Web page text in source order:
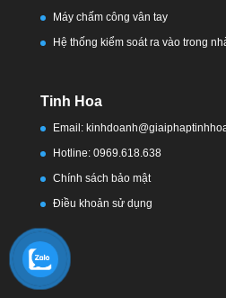
Máy chấm công vân tay
Hệ thống kiểm soát ra vào trong
Tinh Hoa
Email:
Hotline: 0969.618.638
Chính sách bảo mật
Điều khoản sử dụng